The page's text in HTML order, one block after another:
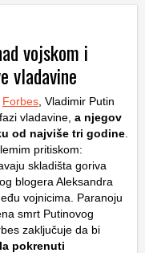
vojskom i
vladavine
Forbes , Vladimir Putin
vladavine, a njegov
od najviše tri godine
pritiskom:
skladišta goriva
blogera Aleksandra
vojnicima. Paranoju
smrt Putinovog
zaključuje da bi
pokrenuti